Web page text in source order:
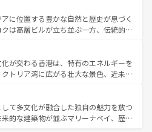
ら、韓国の多彩な魅力を心ゆくまで味
わってみてほしい。 なお、新着の韓国情報はコンテンツ一
。
統が息づく。ハノイの古い町並みやホ
ス統治時代の建物も、独特の雰囲気を
た、バラエティの豊かさとおいしさで
ンミー、ベトナムコーヒーなどは、ぜ
。どの地域を訪れてもあたたかい人々
れるので、きっと忘れられない旅にな
に位置する豊かな自然と歴史が息づく
は高層ビルが立ち並ぶ一方、伝統的な
る。北部ではチェンマイなどの山岳地
、南部ではプーケットやクラビの美し
気分を楽しむことができる。タイ料理
中温暖で、どの季節にも異なる楽しみ
みやすいタイの人々、仏教を中心とし
な観光資源が、訪れる旅人を魅了し続
が交わる香港は、特有のエネルギーを
トリア湾に広がる壮大な景色、近未来
感動するはず。観光スポットが密集し
どころを回れるのも魅力。息をのむよ
な体験まで、香港を存分に楽しみ尽く
て多文化が融合した独自の魅力を放つ
的な建築物が並ぶマリーナベイ、歴史